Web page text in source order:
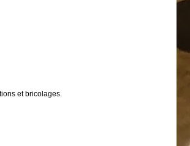
et bricolages.